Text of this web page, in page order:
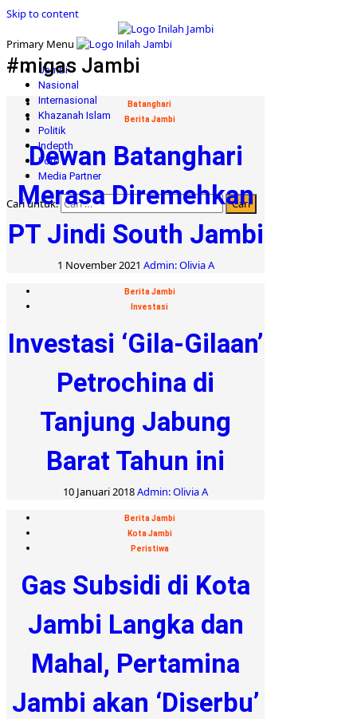
Skip to content
Primary Menu
Jambi
Nasional
Internasional
Khazanah Islam
Politik
Indepth
Foto
Media Partner
Cari untuk:
#migas Jambi
Batanghari
Berita Jambi
Dewan Batanghari
Merasa Diremehkan
PT Jindi South Jambi
1 November 2021 Admin: Olivia A
Berita Jambi
Investasi
Investasi ‘Gila-Gilaan’
Petrochina di
Tanjung Jabung
Barat Tahun ini
10 Januari 2018Admin: Olivia A
Berita Jambi
Kota Jambi
Peristiwa
Gas Subsidi di Kota
Jambi Langka dan
Mahal, Pertamina
Jambi akan ‘Diserbu’